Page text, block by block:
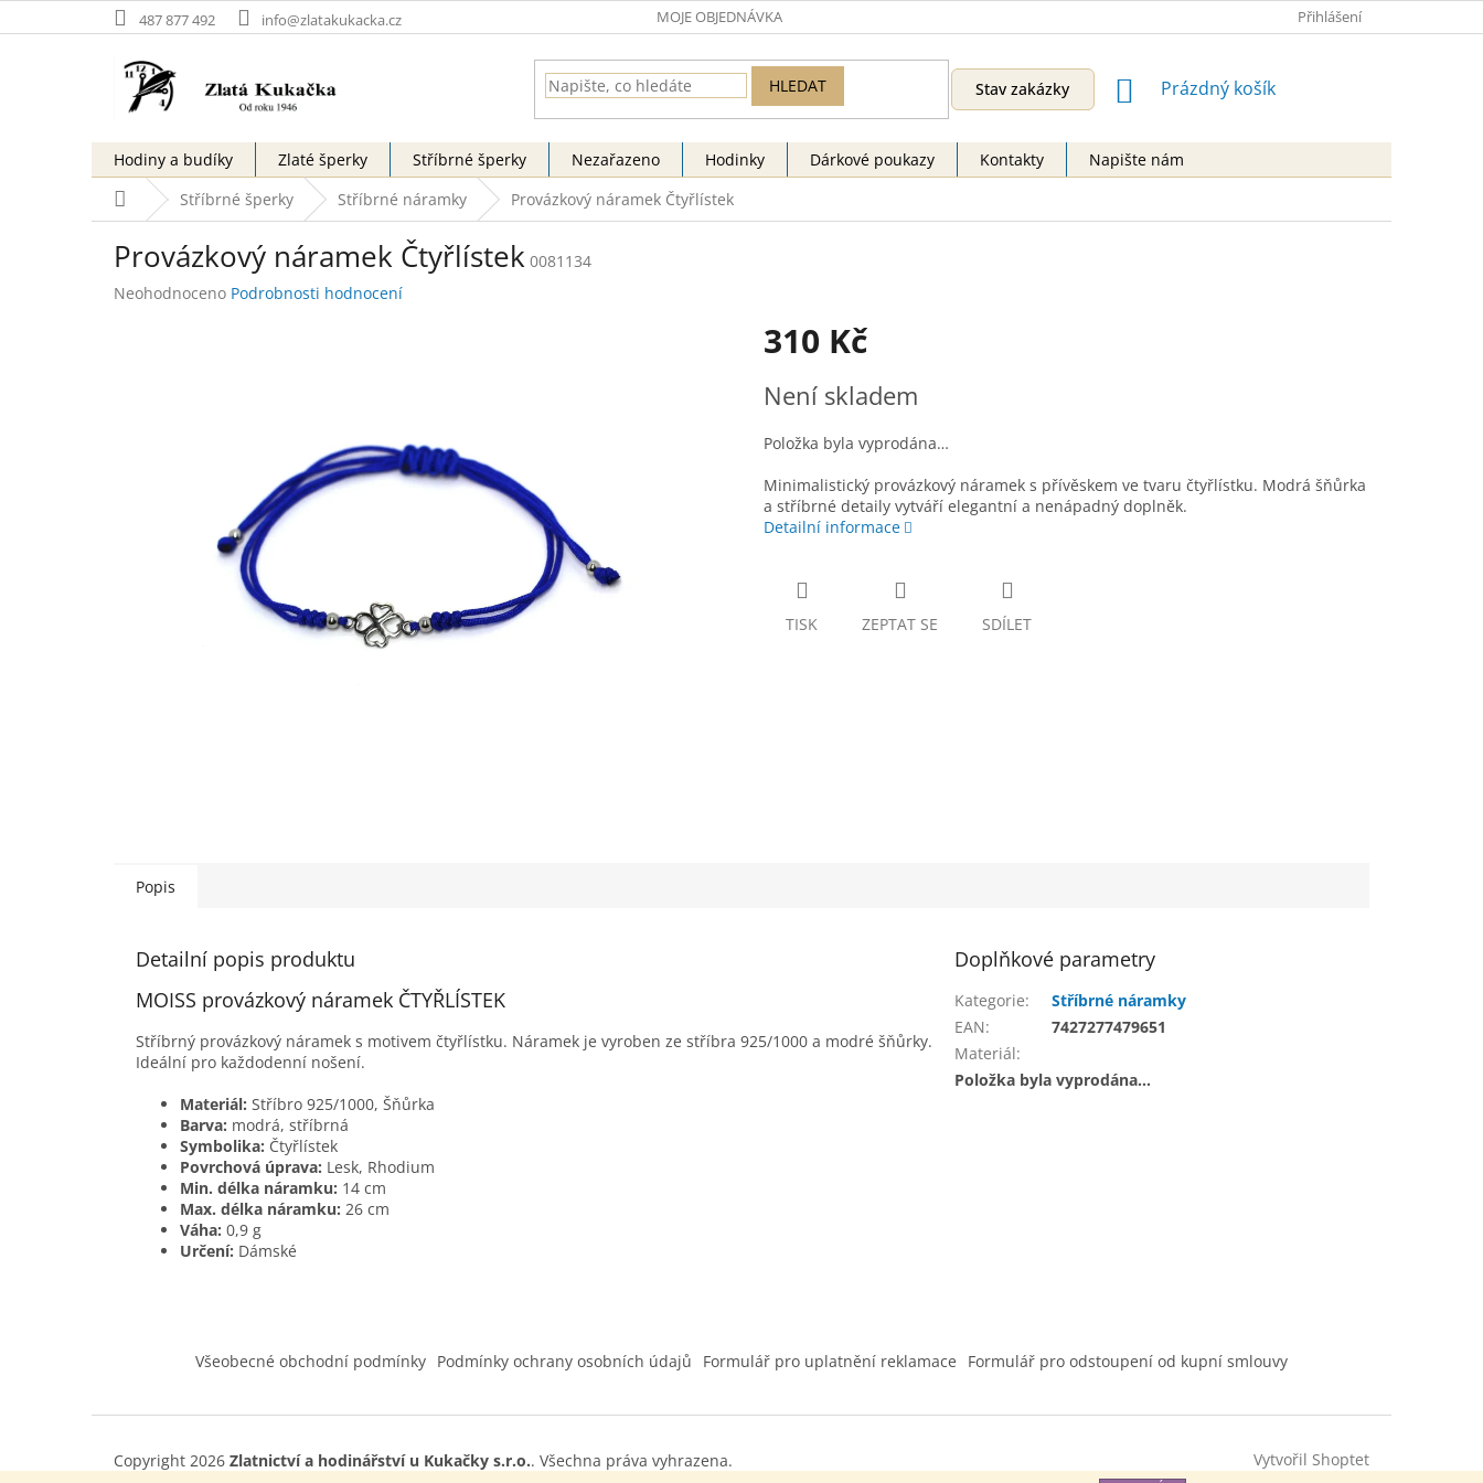
na
487 877 492 info@zlatakukacka.cz MOJE OBJEDNÁVKA Přihlášení
HLEDAT Stav zakázky
NÁKUPNÍ
Prázdný košík
Hodiny a budíky Zlaté šperky Stříbrné šperky Nezařazeno Hodinky Dárkové poukazy Kontakty
Napište nám
Domů Stříbrné šperky Stříbrné náramky Provázkový náramek Čtyřlístek
Provázkový náramek Čtyřlístek 0081134
Průměrné
Neohodnoceno Podrobnosti hodnocení
310 Kč
cena:
Není skladem
Položka byla vyprodána…
Minimalistický provázkový náramek s přívěskem ve tvaru čtyřlístku. Modrá šňůrka
a stříbrné detaily vytváří elegantní a nenápadný doplněk.
Detailní informace
TISK ZEPTAT SE SDÍLET
Popis
Detailní popis produktu
MOISS provázkový náramek ČTYŘLÍSTEK
Stříbrný provázkový náramek s motivem čtyřlístku. Náramek je vyroben ze stříbra 925/1000 a modré šňůrky.
Ideální pro každodenní nošení.
Materiál: Stříbro 925/1000, Šňůrka
Barva: modrá, stříbrná
Symbolika: Čtyřlístek
Povrchová úprava: Lesk, Rhodium
Min. délka náramku: 14 cm
Max. délka náramku: 26 cm
Váha: 0,9 g
Určení: Dámské
Doplňkové parametry
Kategorie:
Stříbrné náramky
EAN:
7427277479651
Materiál:
Položka byla vyprodána…
Všeobecné obchodní podmínky Podmínky ochrany osobních údajů Formulář pro uplatnění reklamace Formulář pro odstoupení od kupní smlouvy
Vytvořil Shoptet
Copyright 2026 Zlatnictví a hodinářství u Kukačky s.r.o.. Všechna práva vyhrazena.